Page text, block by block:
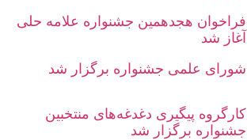
فراخوان هجدهمین جشنواره علامه حلی
آغاز شد
شورای علمی جشنواره برگزار شد
کارگروه پیگیری دغدغه‌های منتخبین
جشنواره برگزار شد